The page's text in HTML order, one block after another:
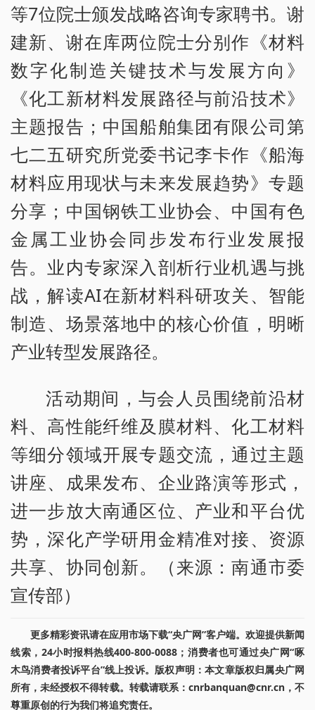
等7位院士颁发战略咨询专家聘书。谢
建新、谢在库两位院士分别作《材料
数字化制造关键技术与发展方向》
《化工新材料发展路径与前沿技术》
主题报告；中国船舶集团有限公司第
七二五研究所党委书记李卡作《船海
材料应用现状与未来发展趋势》专题
分享；中国钢铁工业协会、中国有色
金属工业协会同步发布行业发展报
告。业内专家深入剖析行业机遇与挑
战，解读AI在新材料科研攻关、智能
制造、场景落地中的核心价值，明晰
产业转型发展路径。
活动期间，与会人员围绕前沿材
料、高性能纤维及膜材料、化工材料
等细分领域开展专题交流，通过主题
讲座、成果发布、企业路演等形式，
进一步放大南通区位、产业和平台优
势，深化产学研用金精准对接、资源
共享、协同创新。（来源：南通市委
宣传部）
更多精彩资讯请在应用市场下载“央广网”客户端。欢迎提供新闻
线索，24小时报料热线400-800-0088；消费者也可通过央广网“啄
木鸟消费者投诉平台”线上投诉。版权声明：本文章版权归属央广网
所有，未经授权不得转载。转载请联系：cnrbanquan@cnr.cn，不
尊重原创的行为我们将追究责任。